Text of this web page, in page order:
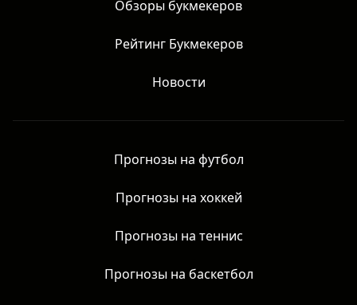
Обзоры букмекеров
Рейтинг Букмекеров
Новости
Прогнозы на футбол
Прогнозы на хоккей
Прогнозы на теннис
Прогнозы на баскетбол